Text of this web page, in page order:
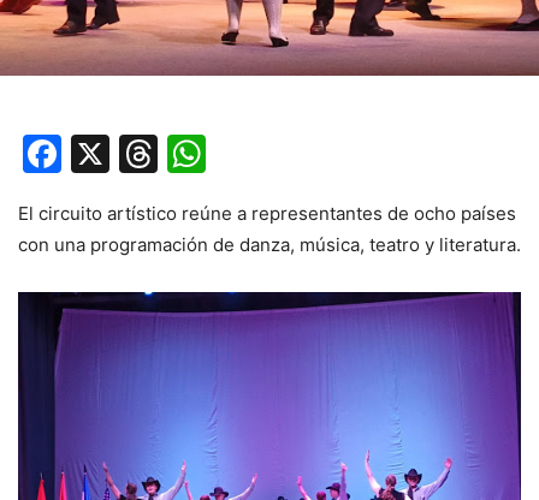
Facebook
X Threads
El circuito artístico reúne a representantes de ocho países
con una programación de danza, música, teatro y literatura.